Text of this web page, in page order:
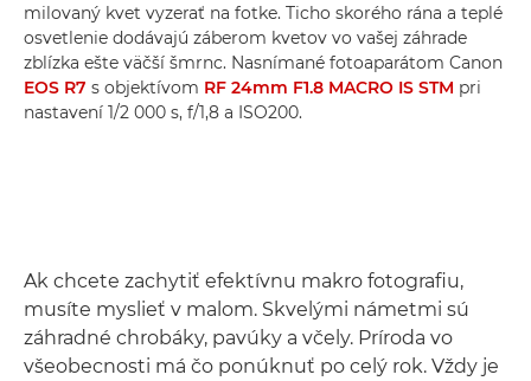
milovaný kvet vyzerať na fotke. Ticho skorého rána a teplé
osvetlenie dodávajú záberom kvetov vo vašej záhrade
zblízka ešte väčší šmrnc. Nasnímané fotoaparátom Canon
EOS R7 s objektívom RF 24mm F1.8 MACRO IS STM pri
nastavení 1/2 000 s, f/1,8 a ISO200.
Ak chcete zachytiť efektívnu makro fotografiu,
musíte myslieť v malom. Skvelými námetmi sú
záhradné chrobáky, pavúky a včely. Príroda vo
všeobecnosti má čo ponúknuť po celý rok. Vždy je